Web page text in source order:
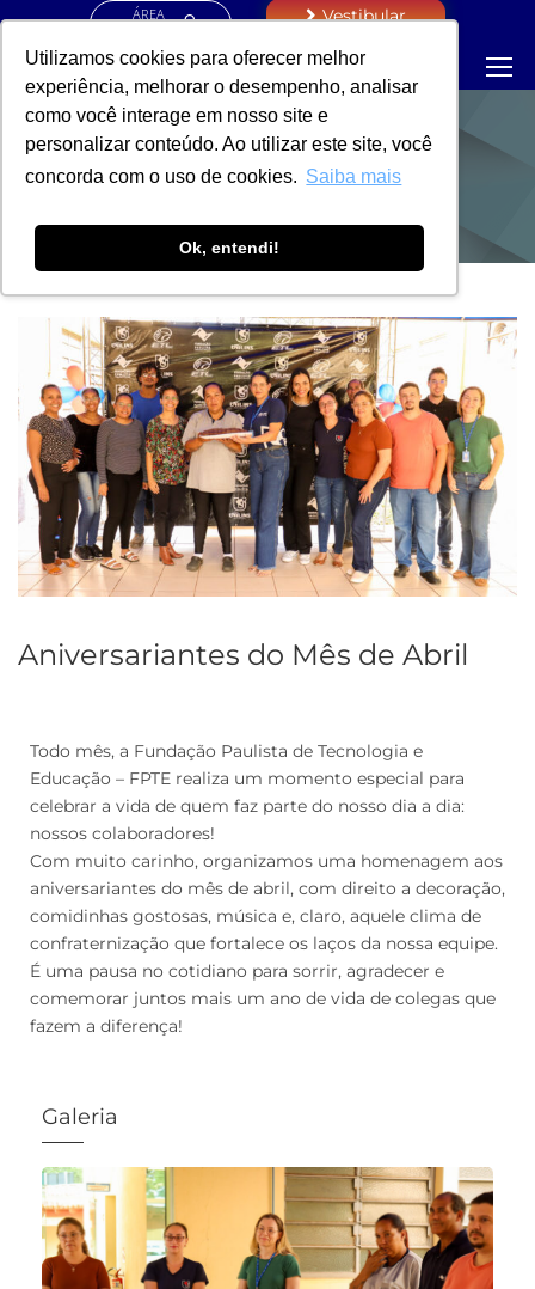
Utilizamos cookies para oferecer melhor
experiência, melhorar o desempenho, analisar
como você interage em nosso site e
personalizar conteúdo. Ao utilizar este site, você
concorda com o uso de cookies. Saiba mais
Ok, entendi!
ÁREA
Vestibular
NOTÍCIAS
Aniversariantes do Mês de Abril
Todo mês, a Fundação Paulista de Tecnologia e
Educação – FPTE realiza um momento especial para
celebrar a vida de quem faz parte do nosso dia a dia:
nossos colaboradores!
Com muito carinho, organizamos uma homenagem aos
aniversariantes do mês de abril, com direito a decoração,
comidinhas gostosas, música e, claro, aquele clima de
confraternização que fortalece os laços da nossa equipe.
É uma pausa no cotidiano para sorrir, agradecer e
comemorar juntos mais um ano de vida de colegas que
fazem a diferença!
Galeria